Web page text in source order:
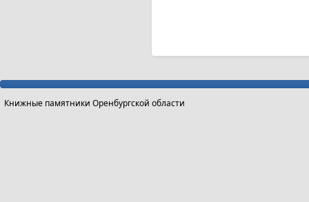
Книжные памятники Оренбургской области